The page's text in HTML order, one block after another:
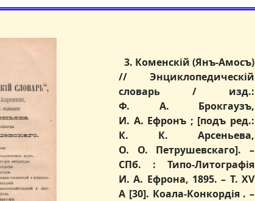
3. Коменскій (Янъ-Амосъ)
// Энциклопедическій
словарь / изд.:
Ф. А. Брокгаузъ,
И. А. Ефронъ ; [подъ ред.:
К. К. Арсеньева,
О. О. Петрушевскаго]. –
СПб. : Типо-Литографія
И. А. Ефрона, 1895. – Т. ХV
А [30]. Коала-Конкордія . –